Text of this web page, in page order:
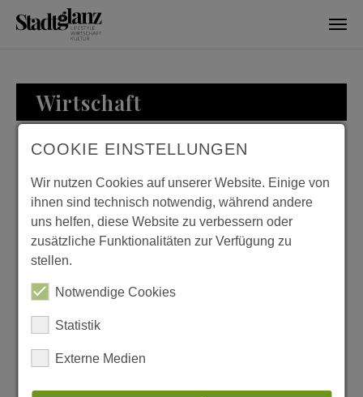
Wirtschaft
WIRTSCHAFT
ZU BESUCH BEI
FAMILIE LOESER
COOKIE EINSTELLUNGEN
Wir nutzen Cookies auf unserer Website. Einige von
ihnen sind technisch notwendig, während andere
uns helfen, diese Website zu verbessern oder
zusätzliche Funktionalitäten zur Verfügung zu
stellen.
Notwendige Cookies
Statistik
Externe Medien